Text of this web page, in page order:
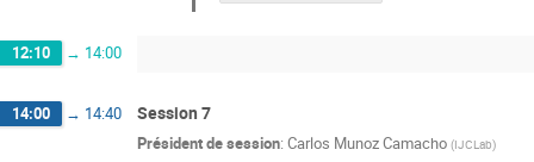
12:10 → 14:00
14:00 → 14:40 Session 7
Président de session: Carlos Munoz Camacho (IJCLab)